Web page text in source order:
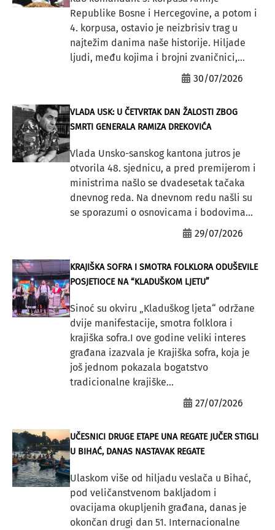
Republike Bosne i Hercegovine, a potom i
4. korpusa, ostavio je neizbrisiv trag u
najtežim danima naše historije. Hiljade
ljudi, među kojima i brojni zvaničnici,...
30/07/2026
VLADA USK: U ČETVRTAK DAN ŽALOSTI ZBOG
SMRTI GENERALA RAMIZA DREKOVIĆA
Vlada Unsko-sanskog kantona jutros je
otvorila 48. sjednicu, a pred premijerom i
ministrima našlo se dvadesetak tačaka
dnevnog reda. Na dnevnom redu našli su
se sporazumi o osnovicama i bodovima...
29/07/2026
KRAJIŠKA SOFRA I SMOTRA FOLKLORA ODUŠEVILE
POSJETIOCE NA “KLADUŠKOM LJETU”
Sinoć su okviru „Kladuškog ljeta“ održane
dvije manifestacije, smotra folklora i
krajiška sofra.I ove godine veliki interes
građana izazvala je Krajiška sofra, koja je
još jednom pokazala bogatstvo
tradicionalne krajiške...
27/07/2026
UČESNICI DRUGE ETAPE UNA REGATE JUČER STIGLI
U BIHAĆ, DANAS NASTAVAK REGATE
Ulaskom više od hiljadu veslača u Bihać,
pod veličanstvenom bakljadom i
ovacijama okupljenih građana, danas je
okončan drugi dan 51. Internacionalne